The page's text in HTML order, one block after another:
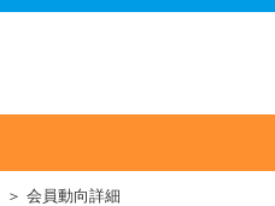
＞ 会員動向詳細